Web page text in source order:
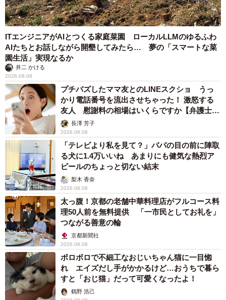
ITエンジニアがAIとつくる家庭菜園 ローカルLLMのゆるふわ
AIたちとお話しながら開墾してみたら… 夢の「スマートな菜
園生活」実現なるか
井二 かける
2026.08.08
プチバズしたママ友とのLINEスクショ うっ
かり電話番号を流出させちゃった！ 激怒する
友人 慰謝料の相場はいくらですか【弁護士が
解説】長澤 芳子
2026.08.08
「テレビより私を見て？」パパの目の前に陣取
る犬に1.4万いいね あまりにも健気な熱烈ア
ピールのちょっと切ない結末
梨木 香奈
2026.08.08
太っ腹！京都の老舗中華料理店がフルコース料
理50人前を無料提供 「一市民としてお礼を」
つながる善意の輪
京都新聞社
2026.08.08
ボロボロで不細工なおじいちゃん猫に一目惚
れ エイズだし手がかかるけど…おうちで暮ら
すと「おじ猫」だって可愛くなったよ！
鶴野 浩己